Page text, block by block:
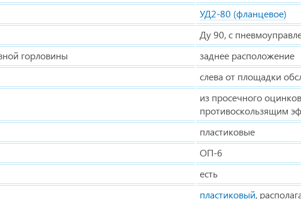
УД2-80 (фланцевое)
Ду 90, с
горловины
заднее расположение
слева от площадки
из просечного
противоскользящим
пластиковые
ОП-6
есть
пластиковый,